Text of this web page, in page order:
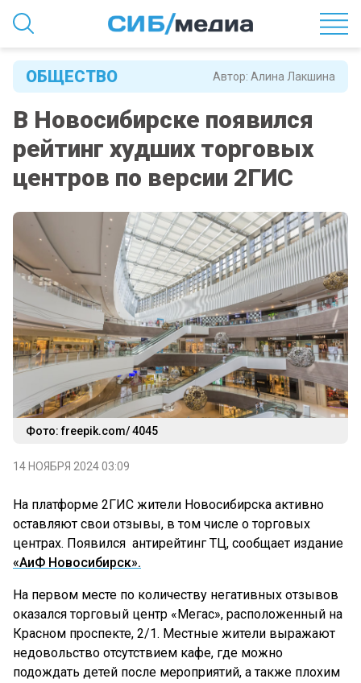
Автор: Алина Лакшина
ОБЩЕСТВО
В Новосибирске появился
рейтинг худших торговых
центров по версии 2ГИС
Фото: freepik.com/ 4045
14 НОЯБРЯ 2024 03:09
На платформе 2ГИС жители Новосибирска активно
оставляют свои отзывы, в том числе о торговых
центрах. Появился антирейтинг ТЦ, сообщает издание
«АиФ Новосибирск».
На первом месте по количеству негативных отзывов
оказался торговый центр «Мегас», расположенный на
Красном проспекте, 2/1. Местные жители выражают
недовольство отсутствием кафе, где можно
подождать детей после мероприятий, а также плохим